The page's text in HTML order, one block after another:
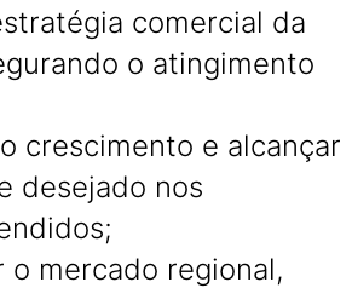
comercial da
o atingimento
crescimento e alcançar
desejado nos
o mercado regional,